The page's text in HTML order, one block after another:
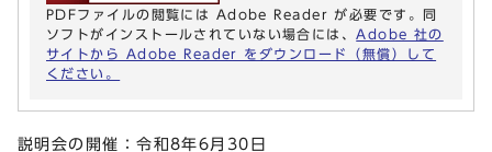
PDFファイルの閲覧には Adobe Reader が必要です。同
ソフトがインストールされていない場合には、 Adobe 社の
サイトから Adobe Reader をダウンロード（無償）して
ください。
説明会の開催：令和8年6月30日